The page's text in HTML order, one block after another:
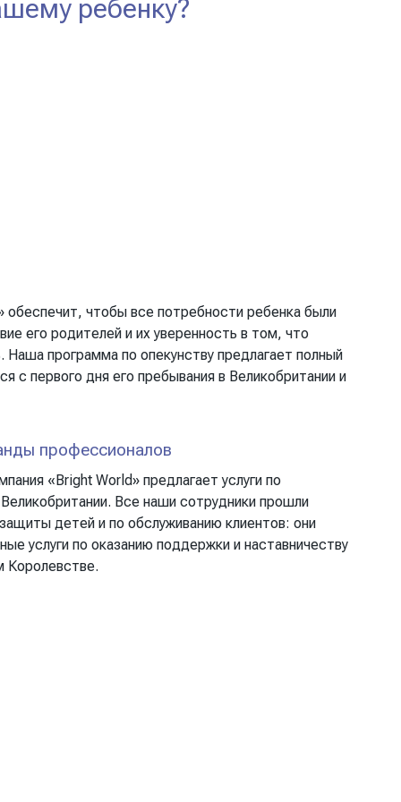
ребенку?
обеспечит, чтобы все потребности ребенка были
его родителей и их уверенность в том, что
программа по опекунству предлагает полный
с первого дня его пребывания в Великобритании и
профессионалов
«Bright World» предлагает услуги по
Все наши сотрудники прошли
детей и по обслуживанию клиентов: они
услуги по оказанию поддержки и наставничеству
Королевстве.